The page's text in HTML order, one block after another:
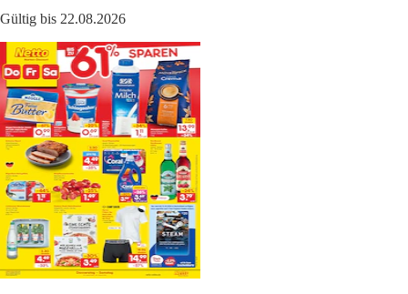
Gültig bis 22.08.2026